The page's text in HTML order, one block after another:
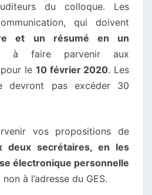
du colloque. Les
qui doivent
et un résumé en un
à faire parvenir aux
le 10 février 2020. Les
devront pas excéder 30
vos propositions de
deux secrétaires, en les
électronique personnelle
non à l’adresse du GES.